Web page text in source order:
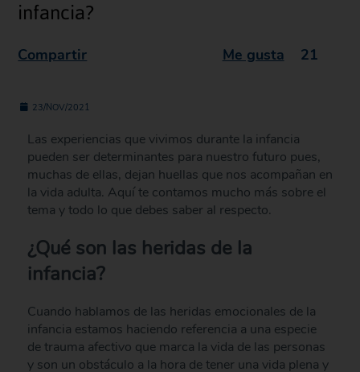
infancia?
Compartir Me gusta 21
23/NOV/2021
Las experiencias que vivimos durante la infancia
pueden ser determinantes para nuestro futuro pues,
muchas de ellas, dejan huellas que nos acompañan en
la vida adulta. Aquí te contamos mucho más sobre el
tema y todo lo que debes saber al respecto.
¿Qué son las heridas de la
infancia?
Cuando hablamos de las heridas emocionales de la
infancia estamos haciendo referencia a una especie
de trauma afectivo que marca la vida de las personas
y son un obstáculo a la hora de tener una vida plena y